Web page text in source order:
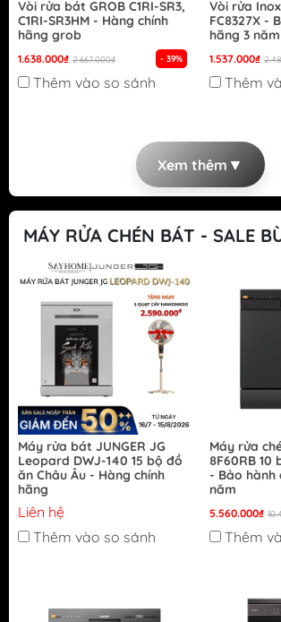
Vòi rửa bát GROB C1RI-SR3,
C1RI-SR3HM - Hàng chính
hãng grob
1.638.000₫ 2.667.000₫ - 39%
Thêm vào so sánh
Vòi rửa
FC8327X -
hãng 3 năm
1.537.000₫
Thêm
Xem thêm ▼
MÁY RỬA CHÉN BÁT - SALE
Máy rửa bát JUNGER JG
Leopard DWJ-140 15 bộ đồ
ăn Châu Âu - Hàng chính
hãng
Liên hệ
Thêm vào so sánh
Máy rửa
8F60RB 10
- Bảo hành
năm
5.560.000₫
Thêm